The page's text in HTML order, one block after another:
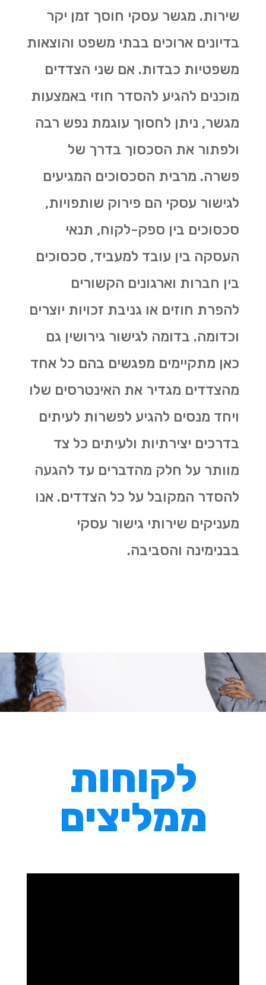
שירות. מגשר עסקי חוסך זמן יקר
בדיונים ארוכים בבתי משפט והוצאות
משפטיות כבדות. אם שני הצדדים
מוכנים להגיע להסדר חוזי באמצעות
מגשר, ניתן לחסוך עוגמת נפש רבה
ולפתור את הסכסוך בדרך של
פשרה. מרבית הסכסוכים המגיעים
לגישור עסקי הם פירוק שותפויות,
סכסוכים בין ספק-לקוח, תנאי
העסקה בין עובד למעביד, סכסוכים
בין חברות וארגונים הקשורים
להפרת חוזים או גניבת זכויות יוצרים
וכדומה. בדומה לגישור גירושין גם
כאן מתקיימים מפגשים בהם כל אחד
מהצדדים מגדיר את האינטרסים שלו
ויחד מנסים להגיע לפשרות לעיתים
בדרכים יצירתיות ולעיתים כל צד
מוותר על חלק מהדברים עד להגעה
להסדר המקובל על כל הצדדים. אנו
מעניקים שירותי גישור עסקי
בבנימינה והסביבה.
לקוחות
ממליצים